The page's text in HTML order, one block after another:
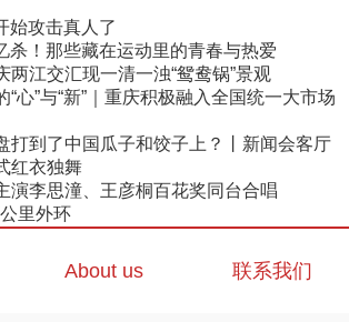
始攻击真人了
杀！那些藏在运动里的青春与热爱
两江交汇现一清一浊“鸳鸯锅”景观
心”与“新”｜重庆积极融入全国统一大市场
打到了中国瓜子和饺子上？丨新闻会客厅
红衣独舞
演李思潼、王彦桐百花奖同台合唱
里外环
About us 联系我们